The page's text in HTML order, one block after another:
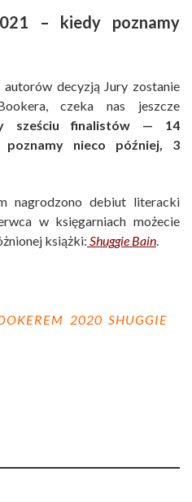
– kiedy poznamy
decyzją Jury zostanie
czeka nas jeszcze
sześciu finalistów — 14
poznamy nieco później, 3
nagrodzono debiut literacki
w księgarniach możecie
książki: Shuggie Bain.
2020 SHUGGIE